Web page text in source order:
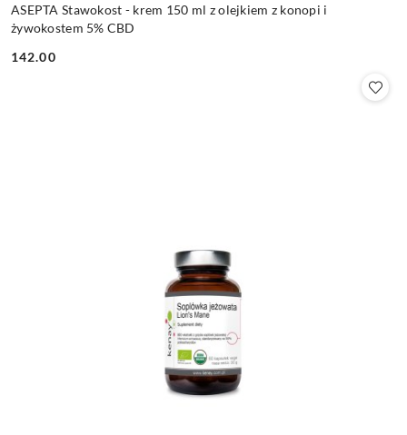
ASEPTA Stawokost - krem 150 ml z olejkiem z konopi i
żywokostem 5% CBD
Cena:
142.00